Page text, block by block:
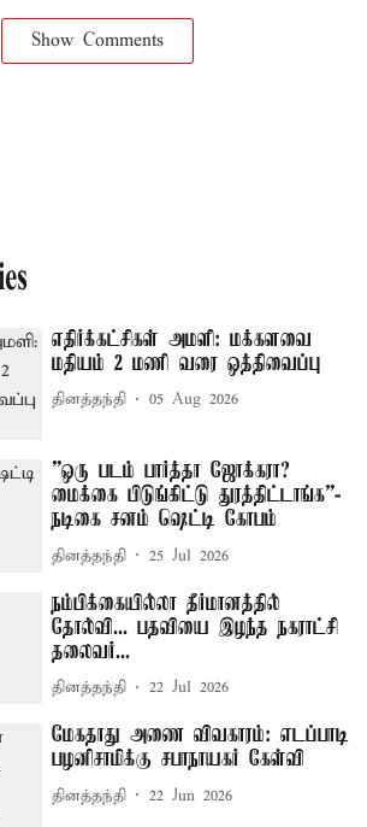
Show Comments
எதிர்க்கட்சிகள் அமளி: மக்களவை
மதியம் 2 மணி வரை ஒத்திவைப்பு
தினத்தந்தி 05 Aug 2026
”ஒரு படம் பார்த்தா ஜோக்கரா?
மைக்கை பிடுங்கிட்டு துரத்திட்டாங்க”-
நடிகை சனம் ஷெட்டி கோபம்
தினத்தந்தி 25 Jul 2026
நம்பிக்கையில்லா தீர்மானத்தில்
தோல்வி... பதவியை இழந்த நகராட்சி
தலைவர்...
தினத்தந்தி 22 Jul 2026
மேகதாது அணை விவகாரம்: எடப்பாடி
பழனிசாமிக்கு சபாநாயகர் கேள்வி
தினத்தந்தி 22 Jun 2026